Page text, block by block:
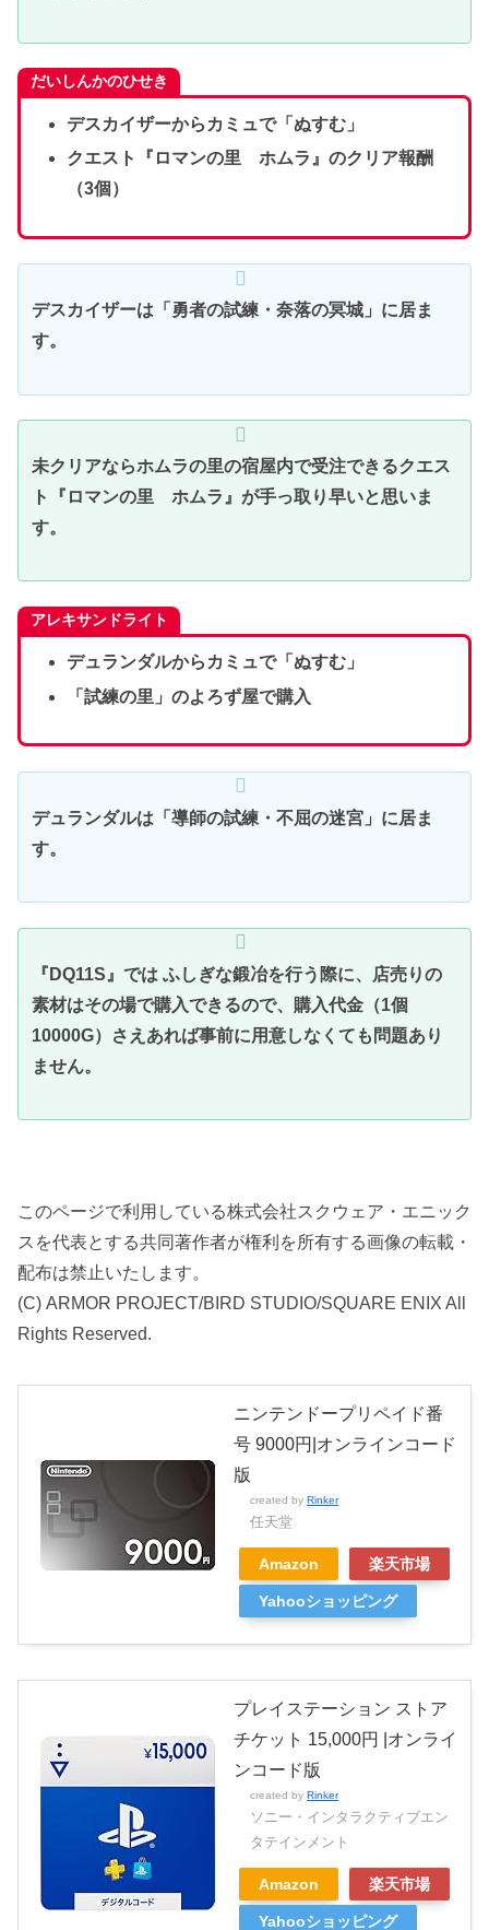
だいしんかのひせき
デスカイザーからカミュで「ぬすむ」
クエスト『ロマンの里 ホムラ』のクリア報酬
（3個）
デスカイザーは「勇者の試練・奈落の冥城」に居ま
す。
未クリアならホムラの里の宿屋内で受注できるクエス
ト『ロマンの里 ホムラ』が手っ取り早いと思いま
す。
アレキサンドライト
デュランダルからカミュで「ぬすむ」
「試練の里」のよろず屋で購入
デュランダルは「導師の試練・不屈の迷宮」に居ま
す。
『DQ11S』では ふしぎな鍛冶を行う際に、店売りの
素材はその場で購入できるので、購入代金（1個
10000G）さえあれば事前に用意しなくても問題あり
ません。
このページで利用している株式会社スクウェア・エニック
スを代表とする共同著作者が権利を所有する画像の転載・
配布は禁止いたします。
(C) ARMOR PROJECT/BIRD STUDIO/SQUARE ENIX All
Rights Reserved.
ニンテンドープリペイド番
号 9000円|オンラインコード
版
created by Rinker
任天堂
Amazon 楽天市場
Yahooショッピング
プレイステーション ストア
チケット 15,000円 |オンライ
ンコード版
created by Rinker
ソニー・インタラクティブエン
タテインメント
Amazon 楽天市場
Yahooショッピング